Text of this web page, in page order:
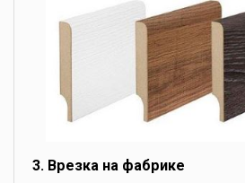
3. Врезка на фабрике